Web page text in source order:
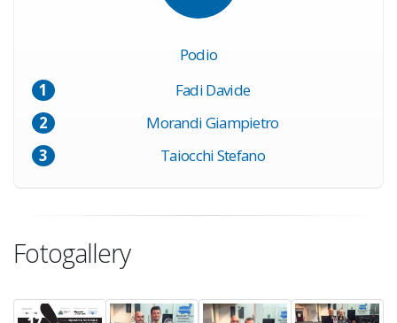
Podio
Fadi Davide
Morandi Giampietro
Taiocchi Stefano
Fotogallery